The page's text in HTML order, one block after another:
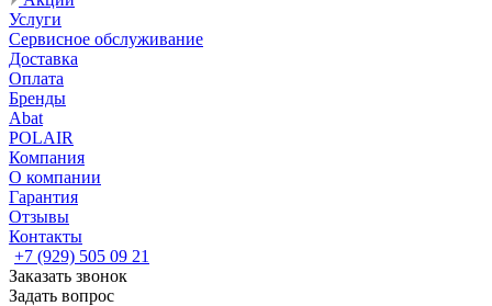
Услуги
Сервисное обслуживание
Доставка
Оплата
Бренды
Abat
POLAIR
Компания
О компании
Гарантия
Отзывы
Контакты
+7 (929) 505 09 21
Заказать звонок
Задать вопрос